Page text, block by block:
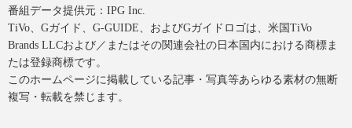
番組データ提供元：IPG Inc.
TiVo、Gガイド、G-GUIDE、およびGガイドロゴは、米国TiVo
Brands LLCおよび／またはその関連会社の日本国内における商標ま
たは登録商標です。
このホームページに掲載している記事・写真等あらゆる素材の無断
複写・転載を禁じます。